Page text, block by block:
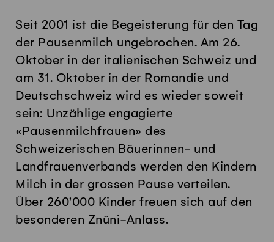
Seit 2001 ist die Begeisterung für den Tag
der Pausenmilch ungebrochen. Am 26.
Oktober in der italienischen Schweiz und
am 31. Oktober in der Romandie und
Deutschschweiz wird es wieder soweit
sein: Unzählige engagierte
«Pausenmilchfrauen» des
Schweizerischen Bäuerinnen- und
Landfrauenverbands werden den Kindern
Milch in der grossen Pause verteilen.
Über 260'000 Kinder freuen sich auf den
besonderen Znüni-Anlass.